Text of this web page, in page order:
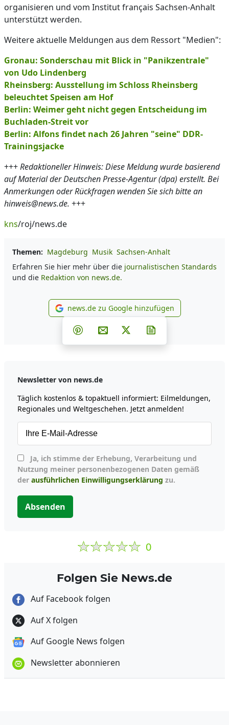
organisieren und vom Institut français Sachsen-Anhalt
unterstützt werden.
Weitere aktuelle Meldungen aus dem Ressort "Medien":
Gronau: Sonderschau mit Blick in "Panikzentrale"
von Udo Lindenberg
Rheinsberg: Ausstellung im Schloss Rheinsberg
beleuchtet Speisen am Hof
Berlin: Weimer geht nicht gegen Entscheidung im
Buchladen-Streit vor
Berlin: Alfons findet nach 26 Jahren "seine" DDR-
Trainingsjacke
+++Redaktioneller Hinweis: Diese Meldung wurde basierend
auf Material der Deutschen Presse-Agentur (dpa) erstellt. Bei
Anmerkungen oder Rückfragen wenden Sie sich bitte an
hinweis@news.de. +++
kns/roj/news.de
Themen: Magdeburg Musik Sachsen-Anhalt
Erfahren Sie hier mehr über die journalistischen Standards
und die Redaktion von news.de.
news.de zu Google
news.de zu Google hinzufügen
Teilen auf Facebook
Teilen auf Whatsapp
Teilen auf Telegram
Teilen auf Pinterest
Per E-Mail teilen
Post auf X
Newsletter von news.de
Täglich kostenlos & topaktuell informiert: Eilmeldungen,
Regionales und Weltgeschehen. Jetzt anmelden!
Nutzung meiner personenbezogenen Daten gemäß
der ausführlichen Einwilligungserklärung zu.
Absenden
0
Folgen Sie News.de
Auf Facebook folgen
Auf X folgen
Auf Google News folgen
Newsletter abonnieren